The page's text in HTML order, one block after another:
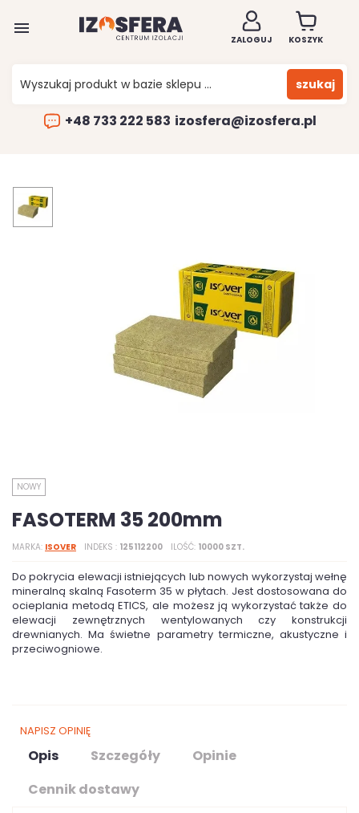

ZALOGUJ KOSZYK
szukaj
+48 733 222 583 izosfera@izosfera.pl
NOWY
FASOTERM 35 200mm
MARKA ISOVER INDEKS 125112200 ILOŚĆ 10000 SZT.
Do pokrycia elewacji istniejących lub nowych wykorzystaj wełnę
mineralną skalną Fasoterm 35 w płytach. Jest dostosowana do
ocieplania metodą ETICS, ale możesz ją wykorzystać także do
elewacji zewnętrznych wentylowanych czy konstrukcji
drewnianych. Ma świetne parametry termiczne, akustyczne i
przeciwogniowe.
NAPISZ OPINIĘ
Opis Szczegóły
Opinie
Cennik dostawy